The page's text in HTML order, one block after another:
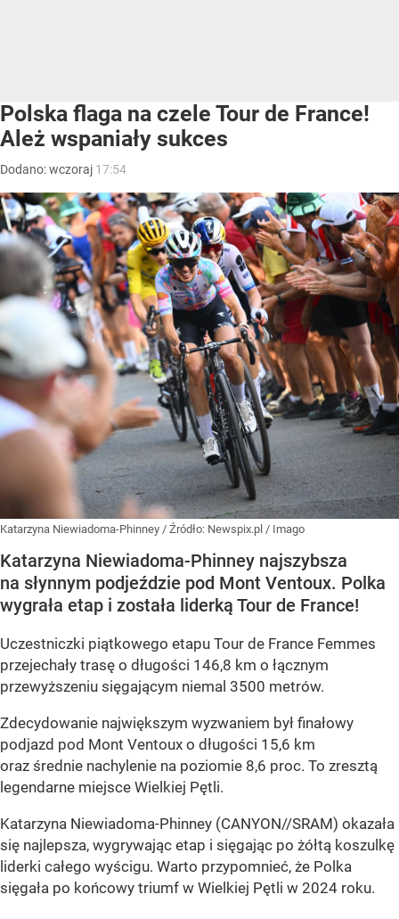
Polska flaga na czele Tour de France!
Ależ wspaniały sukces
Dodano:wczoraj 17:54
Katarzyna Niewiadoma-Phinney / Źródło: Newspix.pl / Imago
Katarzyna Niewiadoma-Phinney najszybsza
na słynnym podjeździe pod Mont Ventoux. Polka
wygrała etap i została liderką Tour de France!
Uczestniczki piątkowego etapu Tour de France Femmes
przejechały trasę o długości 146,8 km o łącznym
przewyższeniu sięgającym niemal 3500 metrów.
Zdecydowanie największym wyzwaniem był finałowy
podjazd pod Mont Ventoux o długości 15,6 km
oraz średnie nachylenie na poziomie 8,6 proc. To zresztą
legendarne miejsce Wielkiej Pętli.
Katarzyna Niewiadoma-Phinney (CANYON//SRAM) okazała
się najlepsza, wygrywając etap i sięgając po żółtą koszulkę
liderki całego wyścigu. Warto przypomnieć, że Polka
sięgała po końcowy triumf w Wielkiej Pętli w 2024 roku.